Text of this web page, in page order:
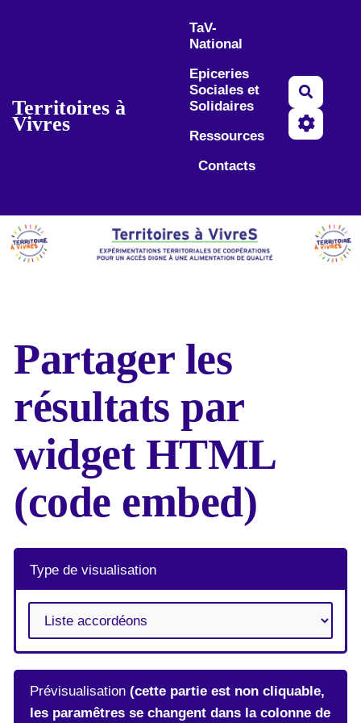
Territoires à
Vivres
TaV-
National
Epiceries
Sociales et
Solidaires
Ressources
Contacts
Partager les
résultats par
widget HTML
(code embed)
Type de visualisation
Prévisualisation (cette partie est non cliquable,
les paramêtres se changent dans la colonne de